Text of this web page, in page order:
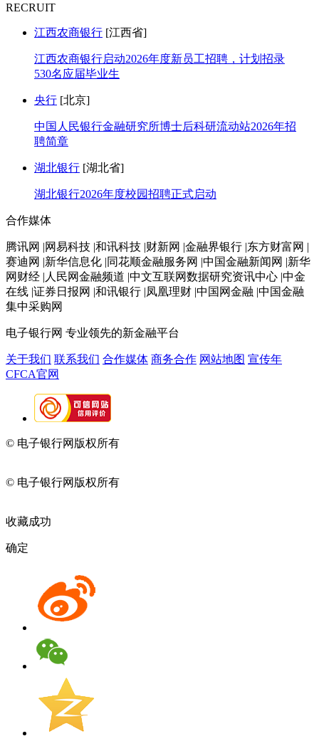
RECRUIT
江西农商银行 [江西省]
江西农商银行启动2026年度新员工招聘，计划招录
530名应届毕业生
央行 [北京]
中国人民银行金融研究所博士后科研流动站2026年招
聘简章
湖北银行 [湖北省]
湖北银行2026年度校园招聘正式启动
合作媒体
腾讯网 |网易科技 |和讯科技 |财新网 |金融界银行 |东方财富网 |
赛迪网 |新华信息化 |同花顺金融服务网 |中国金融新闻网 |新华
网财经 |人民网金融频道 |中文互联网数据研究资讯中心 |中金
在线 |证券日报网 |和讯银行 |凤凰理财 |中国网金融 |中国金融
集中采购网
电子银行网 专业领先的新金融平台
关于我们 联系我们 合作媒体 商务合作 网站地图 宣传年
CFCA官网
© 电子银行网版权所有
© 电子银行网版权所有
收藏成功
确定